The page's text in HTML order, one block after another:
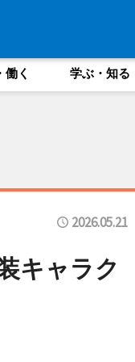
働く 学ぶ・知る
2026.05.21
キャラク